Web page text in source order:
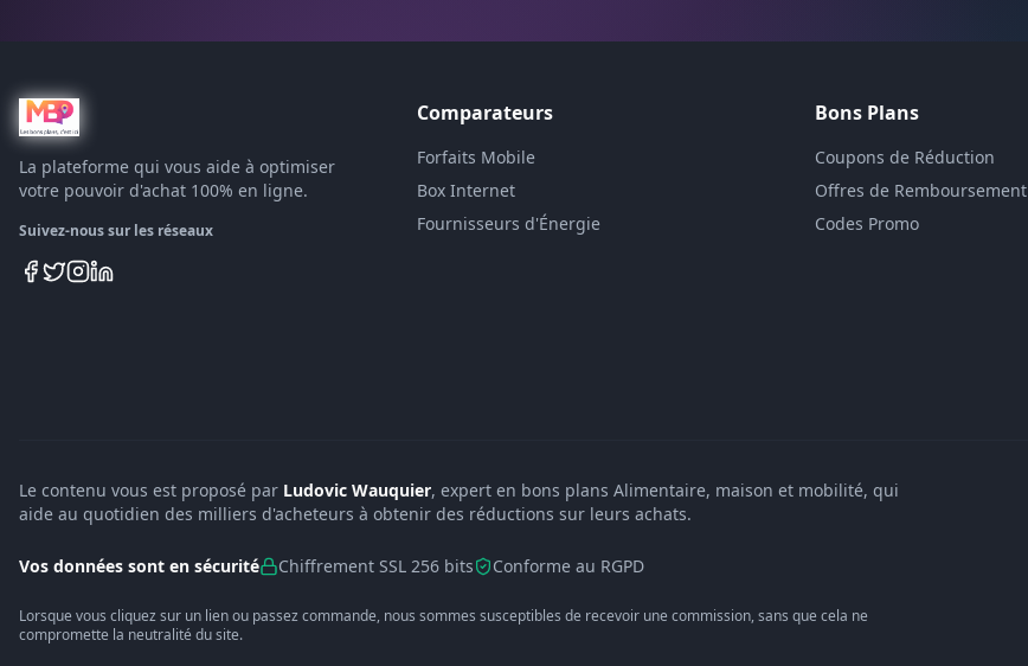
La plateforme qui vous aide à optimiser
votre pouvoir d'achat 100% en ligne.
Suivez-nous sur les réseaux
Comparateurs
Forfaits Mobile
Box Internet
Fournisseurs d'Énergie
Bons Plans
Coupons de Réduction
Offres de Remboursement
Codes Promo
Le contenu vous est proposé par Ludovic Wauquier, expert en bons plans Alimentaire, maison et mobilité, qui
aide au quotidien des milliers d'acheteurs à obtenir des réductions sur leurs achats.
Vos données sont en sécurité Chiffrement SSL 256 bits Conforme au RGPD
Lorsque vous cliquez sur un lien ou passez commande, nous sommes susceptibles de recevoir une commission, sans que cela ne
compromette la neutralité du site.